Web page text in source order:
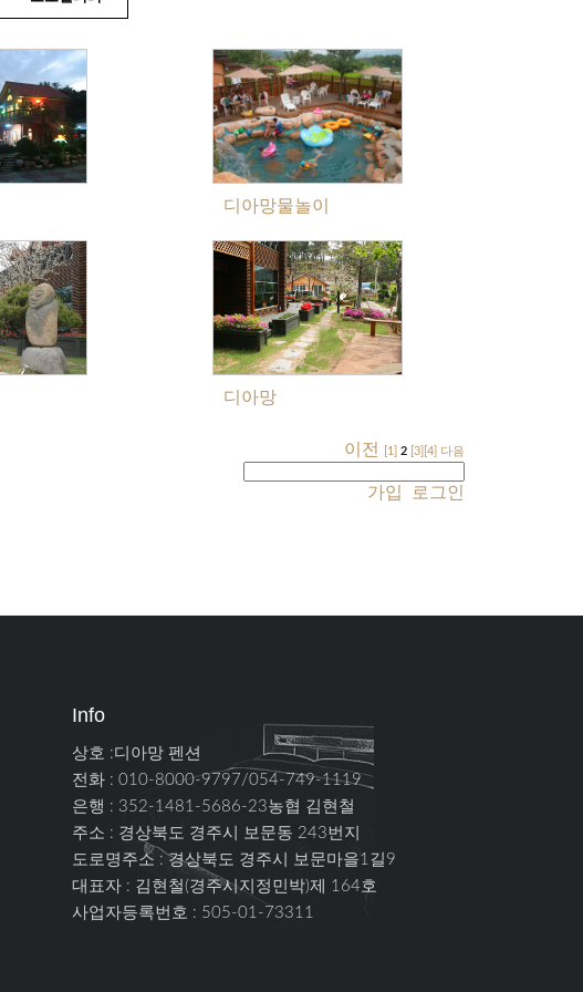
디아망물놀이
디아망
이전 [1] 2 [3] [4] 다음
가입 로그인
Info
상호 :디아망 펜션
전화 : 010-8000-9797/054-749-1119
은행 : 352-1481-5686-23농협 김현철
주소 : 경상북도 경주시 보문동 243번지
도로명주소 :경상북도 경주시 보문마을1길9
대표자 : 김현철(경주시지정민박)제 164호
사업자등록번호 : 505-01-73311